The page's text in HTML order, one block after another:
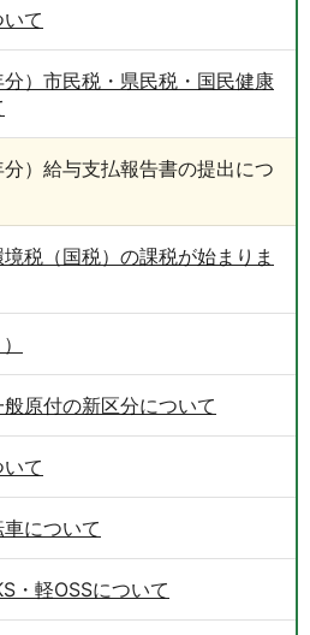
て
）市民税・県民税・国民健康
）給与支払報告書の提出につ
税（国税）の課税が始まりま
原付の新区分について
て
について
・軽OSSについて